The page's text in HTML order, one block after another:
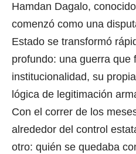
Hamdan Dagalo,
comenzó como una
Estado se transformó
profundo: una guerra que
institucionalidad, su
lógica de legitimación
Con el correr de los
alrededor del control
otro: quién se quedaba